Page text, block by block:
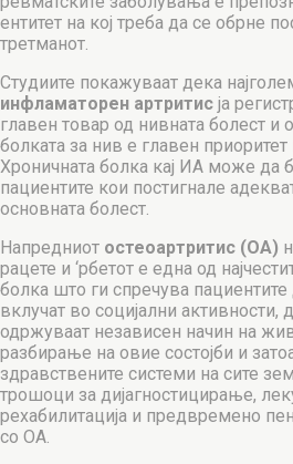
ентитет на кој треба да се обрне
третманот.
Студиите покажуваат дека
инфламаторен артритис ја
главен товар од нивната болест и
болката за нив е главен
Хроничната болка кај ИА може да
пациентите кои постигнале
основната болест.
Напредниот остеоартритис (ОА)
рацете и ‘рбетот е една од
болка што ги спречува пациентите
вклучат во социјални активности,
одржуваат независен начин на
разбирање на овие состојби и
здравствените системи на сите
трошоци за дијагностицирање,
рехабилитација и предвремено
со ОА.